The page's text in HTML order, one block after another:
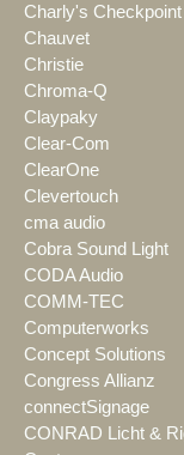
Charly's Checkpoint
Chauvet
Christie
Chroma-Q
Claypaky
Clear-Com
ClearOne
Clevertouch
cma audio
Cobra Sound Light
CODA Audio
COMM-TEC
Computerworks
Concept Solutions
Congress Allianz
connectSignage
CONRAD Licht &